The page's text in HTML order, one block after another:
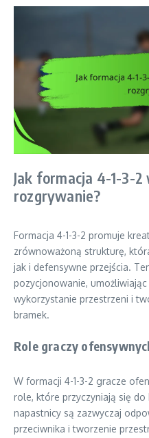
Jak formacja 4-1-3-
rozgrywanie?
Formacja 4-1-3-2 promuje
zrównoważoną strukturę,
jak i defensywne przejścia.
pozycjonowanie,
wykorzystanie przestrzeni i
bramek.
Role graczy
W formacji 4-1-3-2 gracze
role, które przyczyniają się
napastnicy są zazwyczaj
przeciwnika i tworzenie